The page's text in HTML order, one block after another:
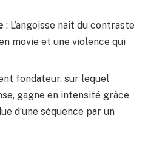
: L’angoisse naît du contraste
movie et une violence qui
fondateur, sur lequel
gagne en intensité grâce
d’une séquence par un